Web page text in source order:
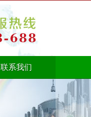
联系我们